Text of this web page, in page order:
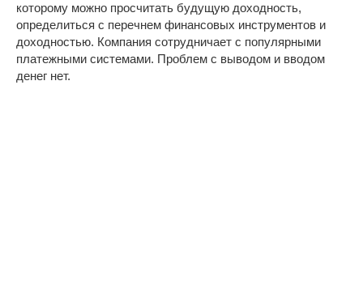
которому можно просчитать будущую доходность,
определиться с перечнем финансовых инструментов и
доходностью. Компания сотрудничает с популярными
платежными системами. Проблем с выводом и вводом
денег нет.